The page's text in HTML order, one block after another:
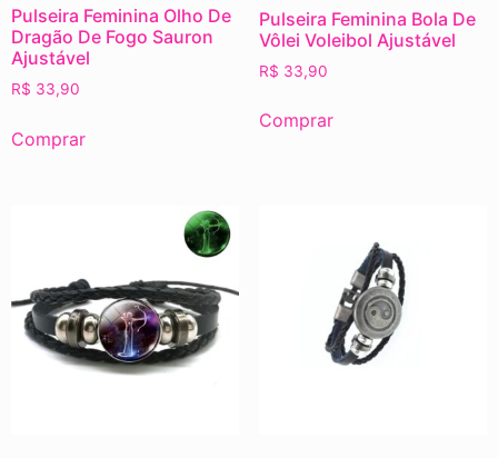
Pulseira Feminina Olho De
Dragão De Fogo Sauron
Ajustável
R$ 33,90
Comprar
Pulseira Feminina Bola De
Vôlei Voleibol Ajustável
R$ 33,90
Comprar